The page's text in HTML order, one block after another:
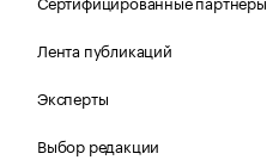
Лента публикаций
Эксперты
Выбор редакции